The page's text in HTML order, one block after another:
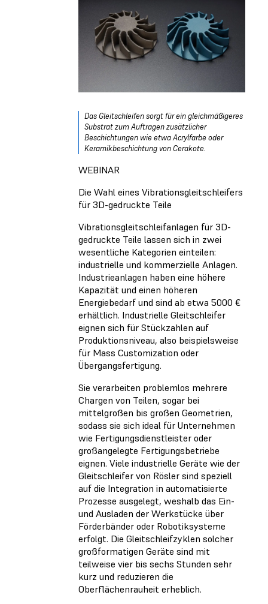
Das Gleitschleifen sorgt für ein gleichmäßigeres
Substrat zum Auftragen zusätzlicher
Beschichtungen wie etwa Acrylfarbe oder
Keramikbeschichtung von Cerakote.
WEBINAR
Die Wahl eines Vibrationsgleitschleifers
für 3D-gedruckte Teile
Vibrationsgleitschleifanlagen für 3D-
gedruckte Teile lassen sich in zwei
wesentliche Kategorien einteilen:
industrielle und kommerzielle Anlagen.
Industrieanlagen haben eine höhere
Kapazität und einen höheren
Energiebedarf und sind ab etwa 5000 €
erhältlich. Industrielle Gleitschleifer
eignen sich für Stückzahlen auf
Produktionsniveau, also beispielsweise
für Mass Customization oder
Übergangsfertigung.
Sie verarbeiten problemlos mehrere
Chargen von Teilen, sogar bei
mittelgroßen bis großen Geometrien,
sodass sie sich ideal für Unternehmen
wie Fertigungsdienstleister oder
großangelegte Fertigungsbetriebe
eignen. Viele industrielle Geräte wie der
Gleitschleifer von Rösler sind speziell
auf die Integration in automatisierte
Prozesse ausgelegt, weshalb das Ein-
und Ausladen der Werkstücke über
Förderbänder oder Robotiksysteme
erfolgt. Die Gleitschleifzyklen solcher
großformatigen Geräte sind mit
teilweise vier bis sechs Stunden sehr
kurz und reduzieren die
Oberflächenrauheit erheblich.